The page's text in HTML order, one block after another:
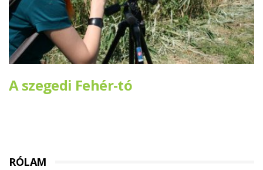
A szegedi Fehér-tó
RÓLAM